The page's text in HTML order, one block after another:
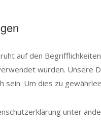
auf den
wurden. Unsere
sein. Um dies zu
unter